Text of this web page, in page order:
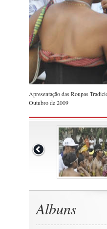
Apresentação das Roupas
Outubro de 2009
Albuns